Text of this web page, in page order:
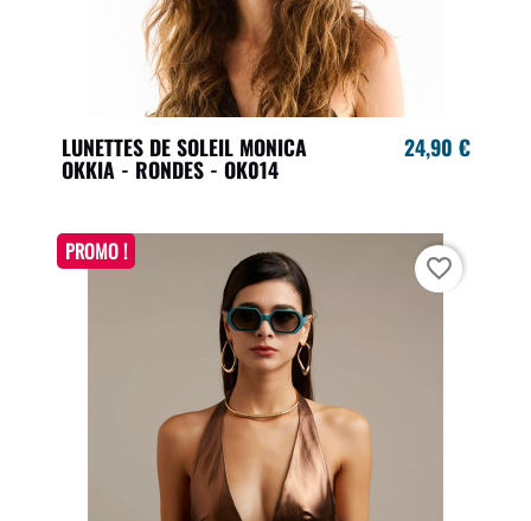
LUNETTES DE SOLEIL MONICA
OKKIA - RONDES - OK014
24,90 €
PROMO !
favorite_border